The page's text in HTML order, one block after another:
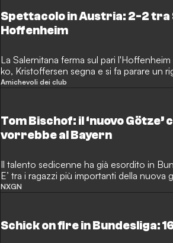
Spettacolo in Austria: 2-2 tra
Hoffenheim
La Salernitana ferma sul pari
ko, Kristoffersen segna e si fa parare un
Amichevoli dei club
Tom Bischof: il ‘nuovo Götze’
vorrebbe al Bayern
Il talento sedicenne ha già esordito in
E’ tra i ragazzi più importanti della nuova
tedesco.
NXGN
Schick on fire in Bundesliga: